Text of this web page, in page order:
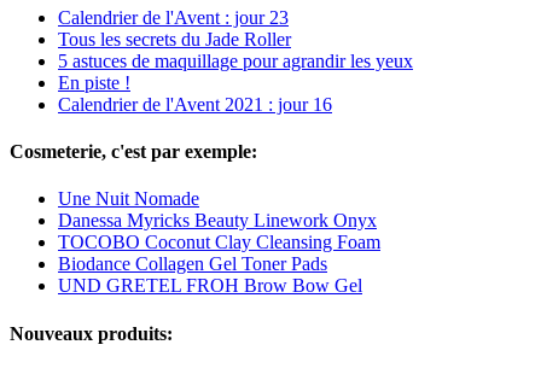
Calendrier de l'Avent : jour 23
Tous les secrets du Jade Roller
5 astuces de maquillage pour agrandir les yeux
En piste !
Calendrier de l'Avent 2021 : jour 16
Cosmeterie, c'est par exemple:
Une Nuit Nomade
Danessa Myricks Beauty Linework Onyx
TOCOBO Coconut Clay Cleansing Foam
Biodance Collagen Gel Toner Pads
UND GRETEL FROH Brow Bow Gel
Nouveaux produits: